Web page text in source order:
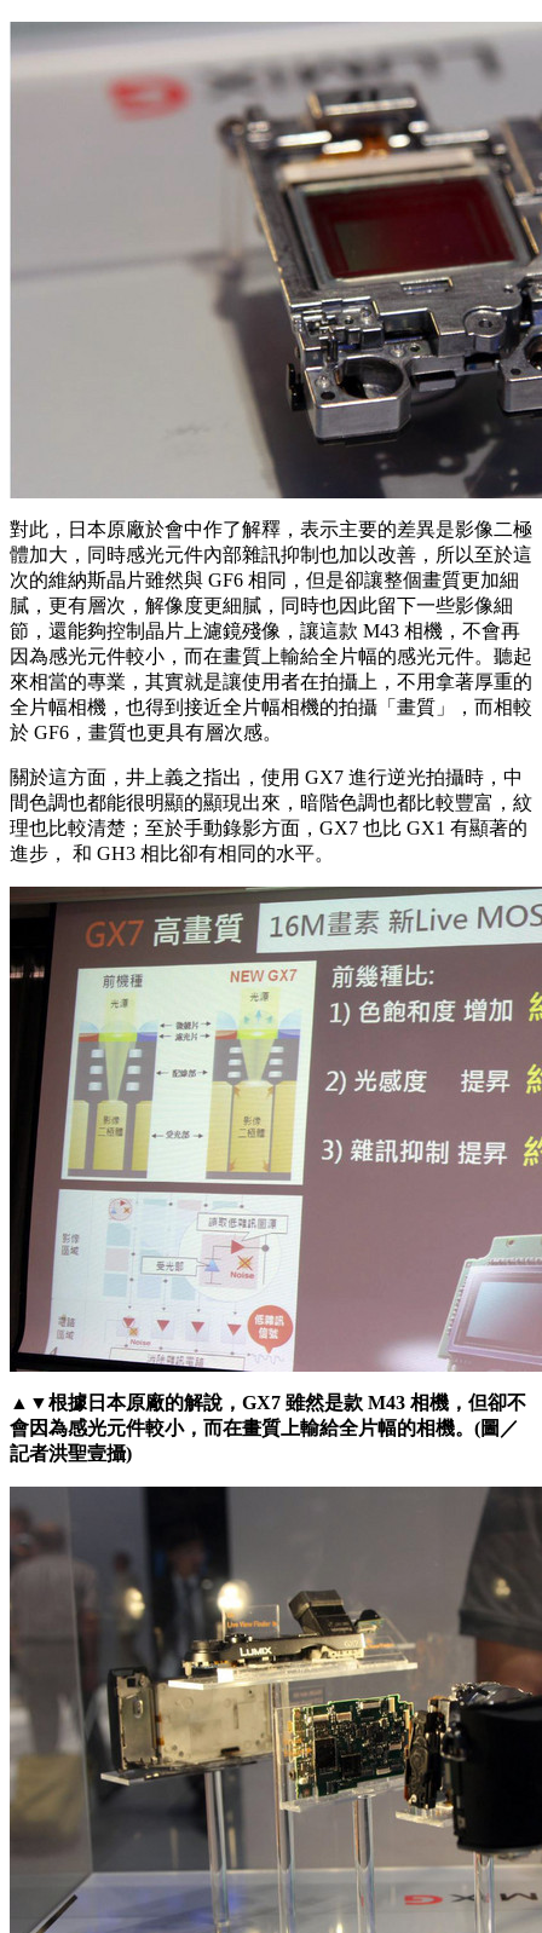
對此，日本原廠於會中作了解釋，表示主要的差異是影像二極
體加大，同時感光元件內部雜訊抑制也加以改善，所以至於這
次的維納斯晶片雖然與 GF6 相同，但是卻讓整個畫質更加細
膩，更有層次，解像度更細膩，同時也因此留下一些影像細
節，還能夠控制晶片上濾鏡殘像，讓這款 M43 相機，不會再
因為感光元件較小，而在畫質上輸給全片幅的感光元件。聽起
來相當的專業，其實就是讓使用者在拍攝上，不用拿著厚重的
全片幅相機，也得到接近全片幅相機的拍攝「畫質」，而相較
於 GF6，畫質也更具有層次感。
關於這方面，井上義之指出，使用 GX7 進行逆光拍攝時，中
間色調也都能很明顯的顯現出來，暗階色調也都比較豐富，紋
理也比較清楚；至於手動錄影方面，GX7 也比 GX1 有顯著的
進步， 和 GH3 相比卻有相同的水平。
▲▼根據日本原廠的解說，GX7 雖然是款 M43 相機，但卻不
會因為感光元件較小，而在畫質上輸給全片幅的相機。(圖／
記者洪聖壹攝)